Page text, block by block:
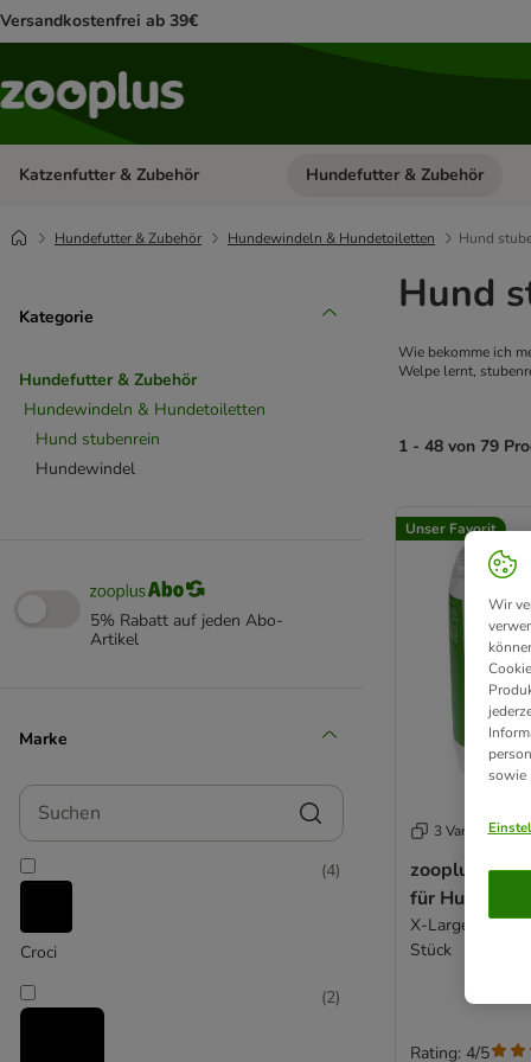
Versandkostenfrei ab 39€
Katzenfutter & Zubehör Kategorie-Menü öffnen:
Hundefutter & Zubehör
Hundefutter & Zubehör Hundewindeln & Hundetoiletten Hund
Kategorie
Hundefutter & Zubehör
Hundewindeln & Hundetoiletten
Hund stubenrein
Hundewindel
5% Rabatt auf jeden Abo-
Artikel
Marke
Suchen
Croci
(4)
(2)
Hund
Wie bekomme ich
Welpe lernt,
1 - 48 von 79
Unser Favorit
3 Varianten
zooplus
für
X-Large: L 90 x
Stück
Rating: 4/5
Wir
sowie